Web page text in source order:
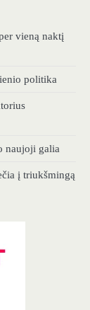
vieną naktį
politika
naujoji galia
į triukšmingą